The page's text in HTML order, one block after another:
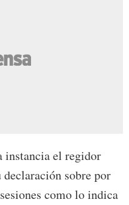
instancia el regidor
declaración sobre por
como lo indica